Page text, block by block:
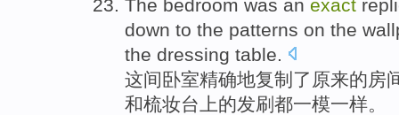
The bedroom was an exact
down to the patterns on the
the dressing table.
这间卧室精确地复制了 原来的房
和梳妆台上的发刷都一模一样。